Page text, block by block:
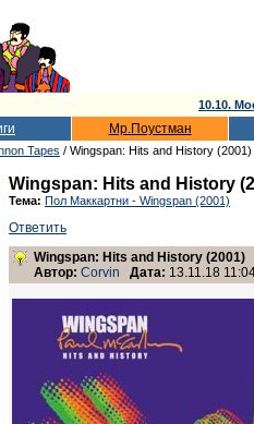
10.10.
Мр.Поустман
Tapes / Wingspan: Hits and History (2001)
Wingspan: Hits and History
Тема: Пол Маккартни - Wingspan (2001)
Ответить
Wingspan: Hits and History (2001)
Автор: Corvin Дата: 13.11.18